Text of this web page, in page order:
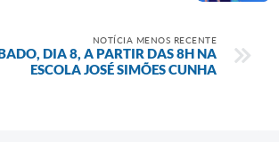
NOTÍCIA MENOS RECENTE
DIA 8, A PARTIR DAS 8H NA
ESCOLA JOSÉ SIMÕES CUNHA